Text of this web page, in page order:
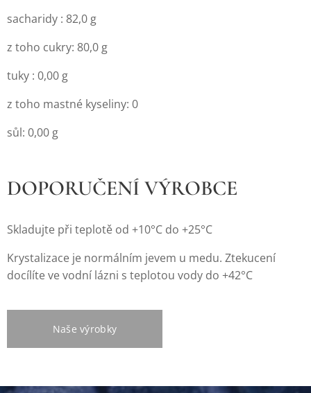
sacharidy : 82,0 g
z toho cukry: 80,0 g
tuky : 0,00 g
z toho mastné kyseliny: 0
sůl: 0,00 g
DOPORUČENÍ VÝROBCE
Skladujte při teplotě od +10°C do +25°C
Krystalizace je normálním jevem u medu. Ztekucení
docílíte ve vodní lázni s teplotou vody do +42°C
Naše výrobky